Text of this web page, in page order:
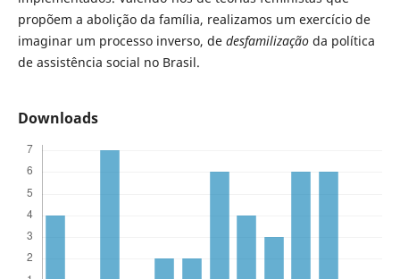
propõem a abolição da família, realizamos um exercício de
imaginar um processo inverso, de desfamilizaçãoda política
de assistência social no Brasil.
Downloads